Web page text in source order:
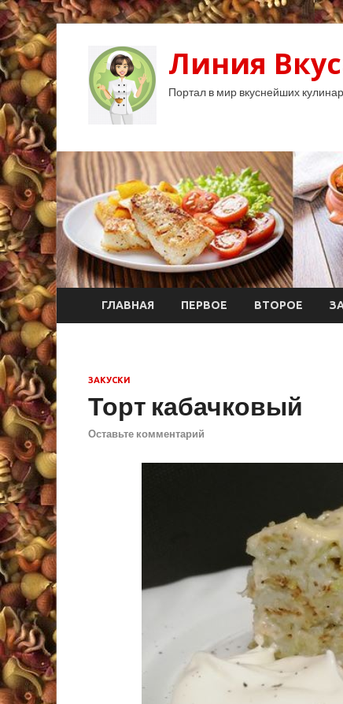
Линия
Портал в мир вкуснейших
ГЛАВНАЯ ПЕРВОЕ ВТОРОЕ
ЗАКУСКИ
Торт кабачковый
Оставьте комментарий